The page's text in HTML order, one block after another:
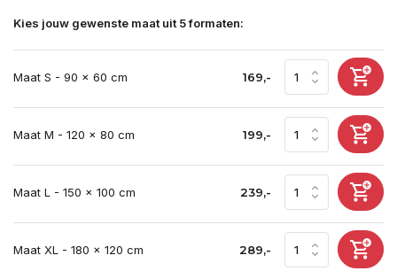
Kies jouw gewenste maat uit 5 formaten:
Maat S - 90 x 60 cm 169,-
Maat M - 120 x 80 cm 199,-
Maat L - 150 x 100 cm 239,-
Maat XL - 180 x 120 cm 289,-